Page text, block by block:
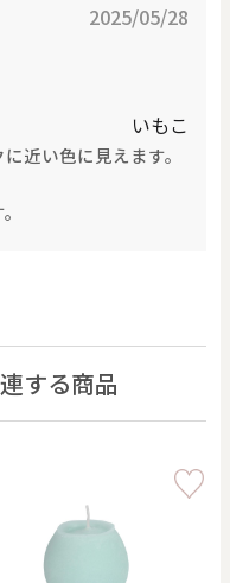
2025/05/28
いもこ
近い色に見えます。
する商品